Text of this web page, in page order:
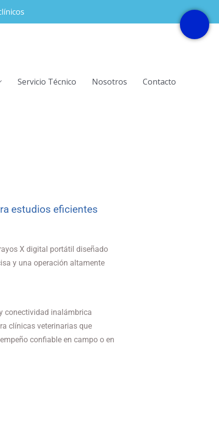
Servicio Técnico Nosotros Contacto
estudios eficientes
X digital portátil diseñado
y una operación altamente
conectividad inalámbrica
clínicas veterinarias que
confiable en campo o en